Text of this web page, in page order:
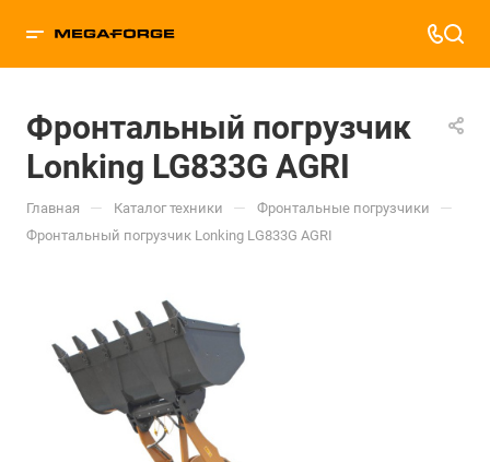
Фронтальный погрузчик
Lonking LG833G AGRI
Главная — Каталог техники — Фронтальные погрузчики —
Фронтальный погрузчик Lonking LG833G AGRI